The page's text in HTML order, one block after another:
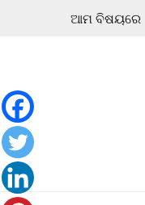
ଆମ ବିଷୟରେ